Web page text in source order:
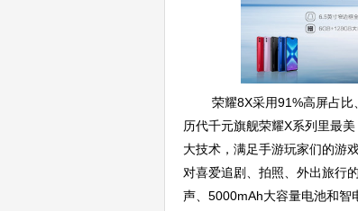
荣耀8X采用91%高屏占
历代千元旗舰荣耀X系列里最
大技术，满足手游玩家们的游
对喜爱追剧、拍照、外出旅行
声、5000mAh大容量电池和智